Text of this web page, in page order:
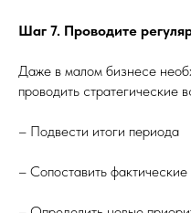
Шаг 7. Проводите
Даже в малом бизнесе
проводить стратегические
– Подвести итоги периода
– Сопоставить